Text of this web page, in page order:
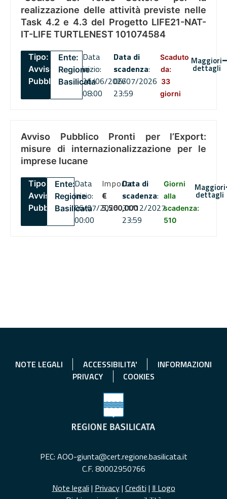
realizzazione delle attività previste nelle
Task 4.2 e 4.3 del Progetto LIFE21-NAT-
IT-LIFE TURTLENEST 101074584
Tipo:
Avviso
Pubblico
Ente:
Regione
Basilicata
Data
inizio:
26/06/2026
08:00
Data di
scadenza:
06/07/2026
23:59
Scaduto
da:
33
giorni
Maggiori
dettagli
Avviso Pubblico Pronti per l’Export:
misure di internazionalizzazione per le
imprese lucane
Tipo:
Avviso
Pubblico
Ente:
Regione
Basilicata
Data
inizio:
06/07/2026
00:00
Importo
€
5,500,000
Data di
scadenza:
31/12/2027
23:59
Giorni
alla
scadenza:
510
Maggiori
dettagli
NOTE LEGALI ACCESSIBILITA'
INFORMAZIONI
PRIVACY
COOKIES
PEC: AOO-giunta@cert.regione.basilicata.it
C.F. 80002950766
Note legali | Privacy| Crediti | Il Logo